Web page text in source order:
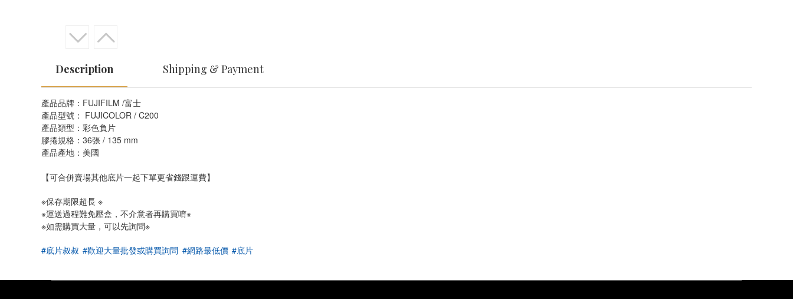
Description Shipping & Payment
產品品牌：FUJIFILM /富士
產品型號： FUJICOLOR / C200
產品類型：彩色負片
膠捲規格：36張 / 135 mm
產品產地：美國
【可合併賣場其他底片一起下單更省錢跟運費】
※保存期限超長 ※
※運送過程難免壓盒，不介意者再購買唷※
※如需購買大量，可以先詢問※
#底片叔叔 #歡迎大量批發或購買詢問 #網路最低價 #底片